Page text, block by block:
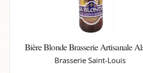
Bière Blonde Brasserie Artisanale
Brasserie Saint-Louis